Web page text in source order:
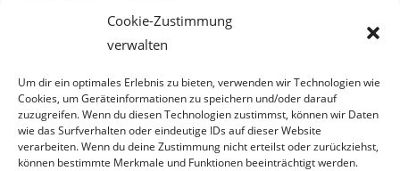
Cookie-Zustimmung
verwalten
Um dir ein optimales Erlebnis zu bieten, verwenden wir Technologien wie
Cookies, um Geräteinformationen zu speichern und/oder darauf
zuzugreifen. Wenn du diesen Technologien zustimmst, können wir Daten
wie das Surfverhalten oder eindeutige IDs auf dieser Website
verarbeiten. Wenn du deine Zustimmung nicht erteilst oder zurückziehst,
können bestimmte Merkmale und Funktionen beeinträchtigt werden.